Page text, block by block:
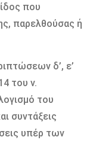
που
παρελθούσας ή
δ’, ε’
του ν.
του
συντάξεις
υπέρ των